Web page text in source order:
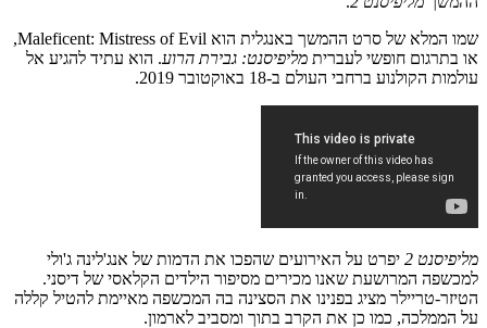
שמו המלא של סרט ההמשך באנגלית הוא Maleficent: Mistress of Evil,
או בתרגום חופשי לעברית מליפיסנט: גבירת הרוע. הוא עתיד להגיע אל
עולמות הקולנוע ברחבי העולם ב-18 באוקטובר 2019.
מליפיסנט 2
יפרט על האירועים שהפכו את הדמות של אנג'לינה ג'ולי
למכשפה המרושעת שאנו מכירים מסיפור הילדים הקלאסי של דיסני.
הטיזר-טריילר מציג בפנינו את הסצינה בה המכשפה מאיימת להטיל קללה
על הממלכה, כמו כן את הקרב בתוך ומסביב לארמון.